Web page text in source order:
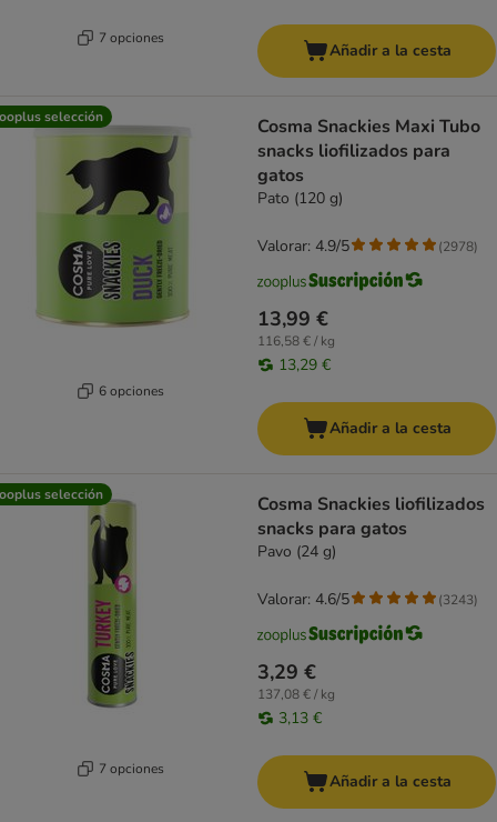
7 opciones
Añadir a la cesta
selección
6 opciones
Cosma Snackies Maxi Tubo
snacks liofilizados para
gatos
Pato (120 g)
13,99 €
116,58 € / kg
13,29 €
Valorar: 4.9/5 (2978)
Añadir a la cesta
selección
7 opciones
Cosma Snackies liofilizados
snacks para gatos
Pavo (24 g)
3,29 €
137,08 € / kg
3,13 €
Valorar: 4.6/5 (3243)
Añadir a la cesta